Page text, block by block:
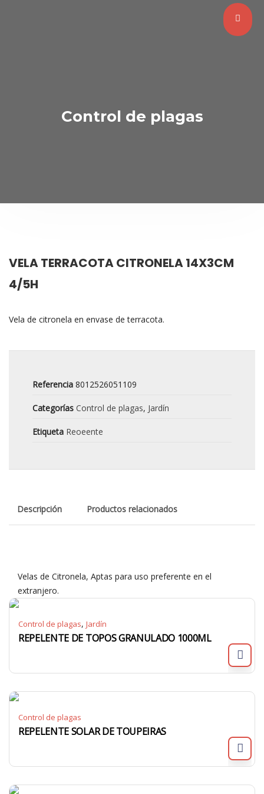
Control de plagas
VELA TERRACOTA CITRONELA 14X3CM
4/5H
Vela de citronela en envase de terracota.
Referencia 8012526051109
Categorías Control de plagas, Jardín
Etiqueta Reoeente
Descripción Productos relacionados
Velas de Citronela, Aptas para uso preferente en el
extranjero.
Control de plagas, Jardín
REPELENTE DE TOPOS GRANULADO 1000ML
Control de plagas
REPELENTE SOLAR DE TOUPEIRAS